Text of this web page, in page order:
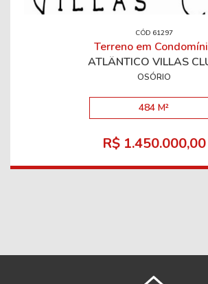
CÓD 61297
Terreno em
ATLÂNTICO VILLAS
OSÓRIO
484 M²
R$ 1.450.000,00